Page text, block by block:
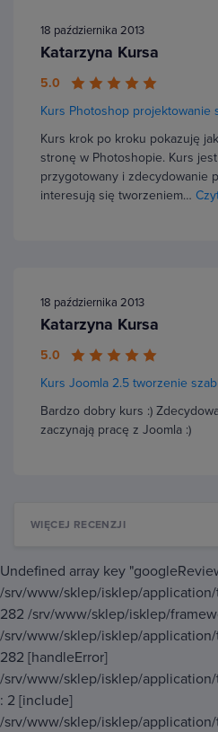
18 października 2013
Katarzyna Kursa
5.0
Kurs Photoshop projektowanie
Kurs krok po kroku pokazuję
stronę w Photoshopie. Kurs
przygotowany i zdecydowanie
interesują się tworzeniem…
18 października 2013
Katarzyna Kursa
5.0
Kurs Joomla 2.5 tworzenie
Bardzo dobry kurs :)
zaczynają pracę z Joomla :)
WIĘCEJ RECENZJI
Undefined array key
/srv/www/sklep/isklep/application/
282 /srv/www/sklep/isklep/
/srv/www/sklep/isklep/application/
282 [handleError]
/srv/www/sklep/isklep/
: 2 [include]
/srv/www/sklep/isklep/